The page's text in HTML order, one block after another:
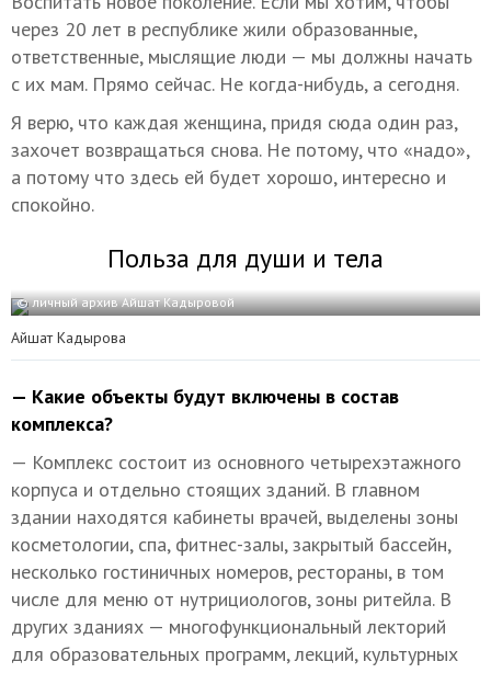
через 20 лет в республике жили образованные,
ответственные, мыслящие люди — мы должны начать
с их мам. Прямо сейчас. Не когда-нибудь, а сегодня.
Я верю, что каждая женщина, придя сюда один раз,
захочет возвращаться снова. Не потому, что «надо»,
а потому что здесь ей будет хорошо, интересно и
спокойно.
Польза для души и тела
© личный архив Айшат Кадыровой
Айшат Кадырова
— Какие объекты будут включены в состав
комплекса?
— Комплекс состоит из основного четырехэтажного
корпуса и отдельно стоящих зданий. В главном
здании находятся кабинеты врачей, выделены зоны
косметологии, спа, фитнес-залы, закрытый бассейн,
несколько гостиничных номеров, рестораны, в том
числе для меню от нутрициологов, зоны ритейла. В
других зданиях — многофункциональный лекторий
для образовательных программ, лекций, культурных